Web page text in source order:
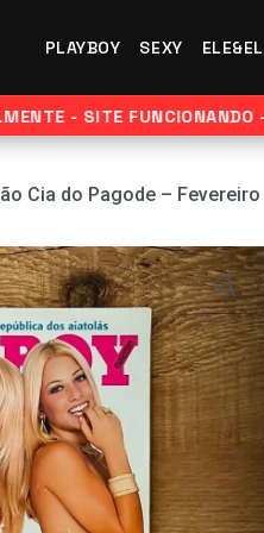
PLAYBOY SEXY
- SITE FUNCIONANDO -
Cia do Pagode –